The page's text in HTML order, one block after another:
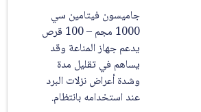
جاميسون فيتامين سي
1000 مجم – 100 قرص
يدعم جهاز المناعة وقد
يساهم في تقليل مدة
وشدة أعراض نزلات البرد
عند استخدامه بانتظام.